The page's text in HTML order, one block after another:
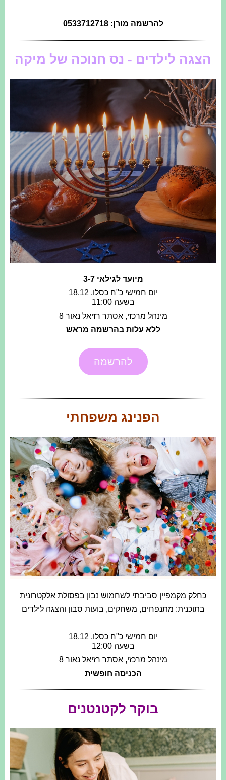
להרשמה מורן: 0533712718
הצגה לילדים - נס חנוכה של מיקה
מיועד לגילאי 3-7
יום חמישי כ"ח כסלו, 18.12
בשעה 11:00
מינהל מרכזי, אסתר רזיאל נאור 8
ללא עלות בהרשמה מראש
להרשמה
הפנינג משפחתי
כחלק מקמפיין סביבתי לשחמוש נבון בפסולת אלקטרונית
בתוכנית: מתנפחים, משחקים, בועות סבון והצגה לילדים
יום חמישי כ"ח כסלו, 18.12
בשעה 12:00
מינהל מרכזי, אסתר רזיאל נאור 8
הכניסה חופשית
בוקר לקטנטנים